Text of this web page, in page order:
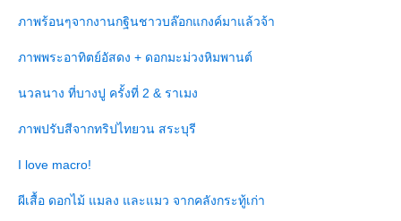
ภาพร้อนๆจากงานกฐินชาวบล๊อกแกงค์มาแล้วจ้า
ภาพพระอาทิตย์อัสดง + ดอกมะม่วงหิมพานต์
นวลนาง ที่บางปู ครั้งที่ 2 & ราเมง
ภาพปรับสีจากทริปไทยวน สระบุรี
I love macro!
ผีเสื้อ ดอกไม้ แมลง และแมว จากคลังกระทู้เก่า